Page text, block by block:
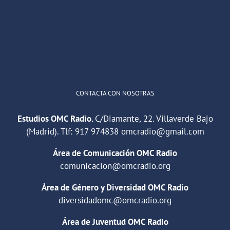
CONTACTA CON NOSOTRAS
Estudios OMC Radio.C/Diamante, 22. Villaverde Bajo
(Madrid). Tlf: 917 974838 omcradio@gmail.com
Área de Comunicación OMC Radio
comunicacion@omcradio.org
Área de Género y Diversidad OMC Radio
diversidadomc@omcradio.org
Área de Juventud OMC Radio